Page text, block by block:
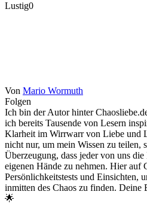
Lustig0
Von Mario Wormuth
Folgen
Ich bin der Autor hinter
ich bereits Tausende von Lesern
Klarheit im Wirrwarr von Liebe und
nicht nur, um mein Wissen zu teilen,
Überzeugung, dass jeder von uns
eigenen Hände zu nehmen. Hier auf
Persönlichkeitstests und Einsichten,
inmitten des Chaos zu finden. Deine
🌟